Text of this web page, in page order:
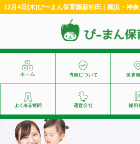
12月4日(木)ぴーまん保育園新杉田 | 横浜・神